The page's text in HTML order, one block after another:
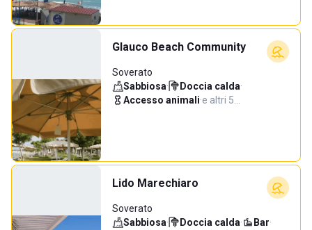
Glauco Beach Community
Soverato
Sabbiosa· Doccia calda·
Accesso animali·e altri 5…
Lido Marechiaro
Soverato
Sabbiosa· Doccia calda· Bar·